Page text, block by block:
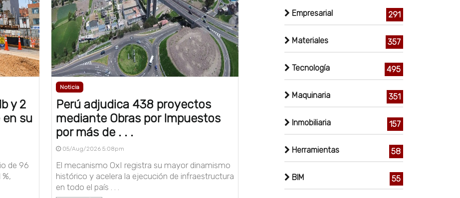
y 2
en su
de 96
Noticia
Perú adjudica 438 proyectos
mediante Obras por Impuestos
por más de . . .
05/Aug/2026 5:08pm
El mecanismo OxI registra su mayor dinamismo
histórico y acelera la ejecución de infraestructura
en todo el país . . .
Empresarial 291
Materiales 357
Tecnología 495
Maquinaria 351
Inmobiliaria 157
Herramientas 58
BIM 55